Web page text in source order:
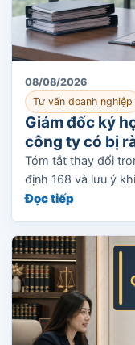
08/08/2026
Tư vấn doanh nghiệp
Giám đốc ký
công ty có bị
Tóm tắt thay đổi
định 168 và lưu ý
Đọc tiếp